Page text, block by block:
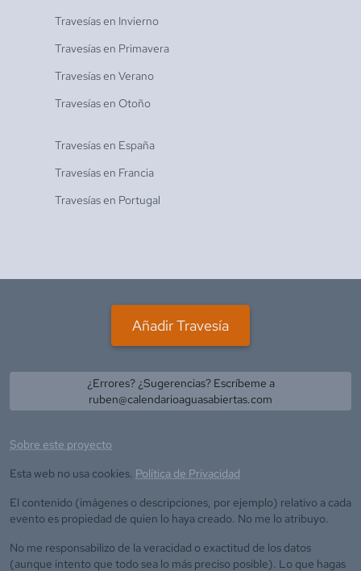
Travesías en Invierno
Travesías en Primavera
Travesías en Verano
Travesías en Otoño
Travesías en España
Travesías en Francia
Travesías en Portugal
Añadir Travesía
¿Errores? ¿Sugerencias? Escríbeme a
ruben@calendarioaguasabiertas.com
Sobre este proyecto
Esta web no usa cookies. Política de Privacidad
El contenido (imágenes o descripciones, por ejemplo) relativo a cada
evento es propiedad de quien lo haya creado. No me lo atribuyo.
No me responsabilizo de la veracidad o exactitud de los datos
(aunque intento que todo sea lo más preciso posible). Lo que hagas